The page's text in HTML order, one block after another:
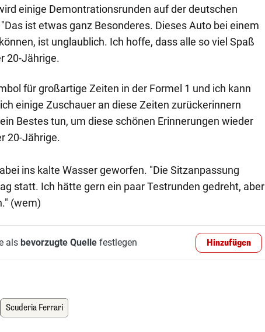
einige Demontrationsrunden auf der deutschen
ist etwas ganz Besonderes. Dieses Auto bei einem
ist unglaublich. Ich hoffe, dass alle so viel Spaß
20-Jährige.
für großartige Zeiten in der Formel 1 und ich kann
einige Zuschauer an diese Zeiten zurückerinnern
Bestes tun, um diese schönen Erinnerungen wieder
20-Jährige.
ins kalte Wasser geworfen. "Die Sitzanpassung
statt. Ich hätte gern ein paar Testrunden gedreht, aber
(wem)
als bevorzugte Quellefestlegen Hinzufügen
Scuderia Ferrari